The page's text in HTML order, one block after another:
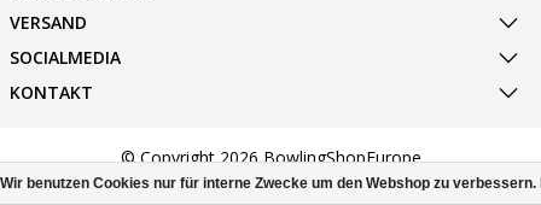
VERSAND
SOCIALMEDIA
KONTAKT
© Copyright 2026 BowlingShopEurope
Wir benutzen Cookies nur für interne Zwecke um den Webshop zu